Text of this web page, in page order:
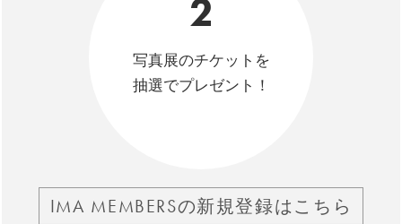
2
写真展のチケットを
抽選でプレゼント！
IMA MEMBERSの新規登録はこちら